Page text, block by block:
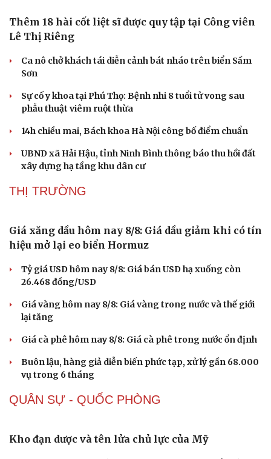
Sức khỏe
Đời sống
Căng thẳng di cư: Tây Ban Nha áp đặt kiểm soát biên
giới đáp trả Italy
XÃ HỘI
Thêm 18 hài cốt liệt sĩ được quy tập tại Công viên
Lê Thị Riêng
Ca nô chở khách tái diễn cảnh bát nháo trên biển Sầm
Sơn
Sự cố y khoa tại Phú Thọ: Bệnh nhi 8 tuổi tử vong sau
phẫu thuật viêm ruột thừa
14h chiều mai, Bách khoa Hà Nội công bố điểm chuẩn
UBND xã Hải Hậu, tỉnh Ninh Bình thông báo thu hồi đất
xây dựng hạ tầng khu dân cư
THỊ TRƯỜNG